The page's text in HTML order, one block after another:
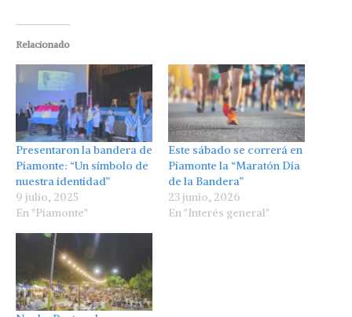
Relacionado
Presentaron la bandera de
Piamonte: “Un símbolo de
nuestra identidad”
9 julio, 2025
En "Piamonte"
Este sábado se correrá en
Piamonte la “Maratón Día
de la Bandera”
23 junio, 2026
En "Interés general"